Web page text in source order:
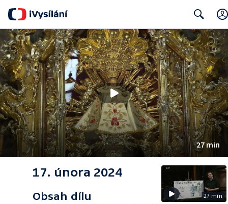
Search
27 min
17. února 2024
Obsah dílu
27 min